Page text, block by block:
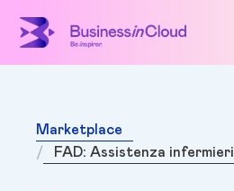
Marketplace
FAD: Assistenza